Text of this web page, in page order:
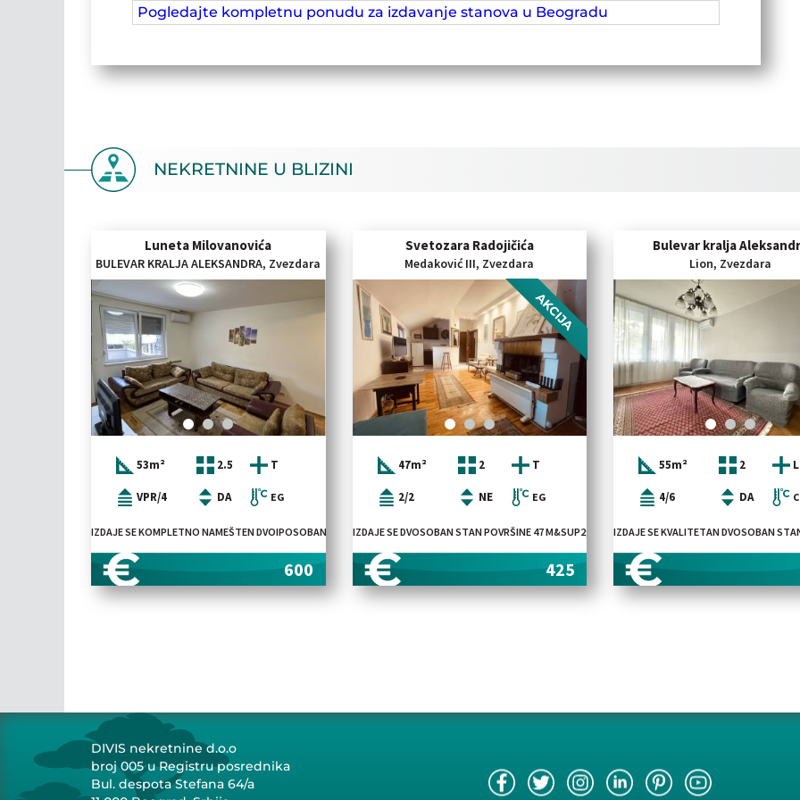
Pogledajte kompletnu ponudu za izdavanje stanova u Beogradu
NEKRETNINE U BLIZINI
Luneta Milovanovića
BULEVAR KRALJA ALEKSANDRA, Zvezdara
53m² 2.5 T
VPR/4 DA EG
IZDAJE SE KOMPLETNO NAMEŠTEN DVOIPOSOBAN STAN POVRŠINE 53 M&SUP2; U ULICI LUNETA MILOVANOVIĆA, NA VISOKOM PRIZEMLJU NOVIJE I
600
Svetozara Radojičića
Medaković III, Zvezdara
47m² 2 T
2/2 NE EG
IZDAJE SE DVOSOBAN STAN POVRŠINE 47 M&SUP2;, SMEŠTEN NA DRUGOM SPRATU UREDNE I
425
Bulevar kralja
Lion, Zvezdara
55m² 2 L
4/6 DA
IZDAJE SE KVALITETAN DVOSOBAN
DIVIS nekretnine d.o.o
broj 005 u Registru posrednika
Bul. despota Stefana 64/a